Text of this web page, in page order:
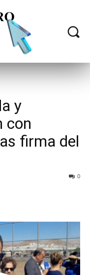
y
con
firma del
0